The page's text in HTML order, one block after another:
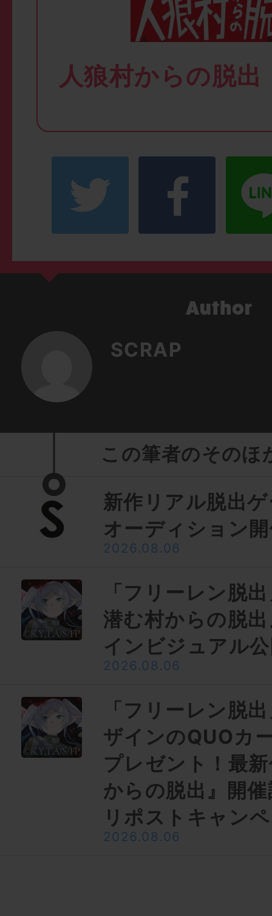
人狼村からの脱出
SCRAP
この筆者のそのほ
新作リアル脱出
オーディション
2026.08.06
「フリーレン脱
潜む村からの脱
インビジュアル
2026.08.06
「フリーレン脱
ザインのQUOカ
プレゼント！最
からの脱出』開
リポストキャン
2026.08.06